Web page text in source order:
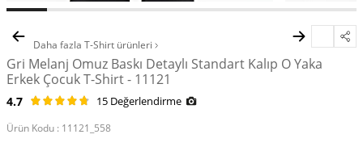
Daha fazla T-Shirt ürünleri
Gri Melanj Omuz Baskı Detaylı Standart Kalıp O Yaka
Erkek Çocuk T-Shirt - 11121
4.7 15 Değerlendirme
Ürün Kodu : 11121_558